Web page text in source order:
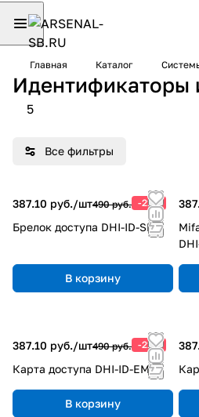
Главная Каталог
Идентификаторы
5
Все фильтры
387.10 руб./шт490 руб. -21%
Брелок доступа DHI-ID-SM
В корзину
387.10 руб./шт490 руб. -21%
Карта доступа DHI-ID-EM
В корзину